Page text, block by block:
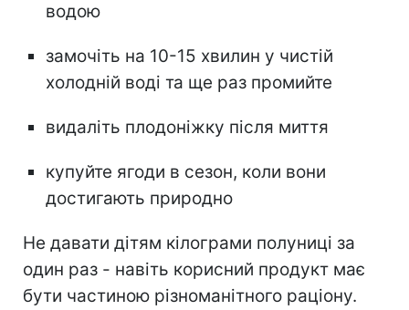
водою
замочіть на 10-15 хвилин у чистій
холодній воді та ще раз промийте
видаліть плодоніжку після миття
купуйте ягоди в сезон, коли вони
достигають природно
Не давати дітям кілограми полуниці за
один раз - навіть корисний продукт має
бути частиною різноманітного раціону.